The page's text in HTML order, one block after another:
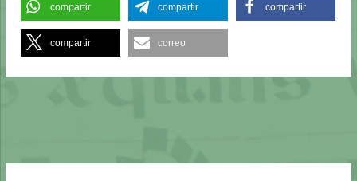
compartir compartir compartir
compartir correo